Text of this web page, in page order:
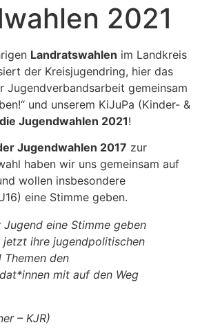
2021
Landratswahlen im Landkreis
der Kreisjugendring, hier das
Jugendverbandsarbeit gemeinsam
und unserem KiJuPa (Kinder- &
die Jugendwahlen 2021!
Jugendwahlen 2017 zur
haben wir uns gemeinsam auf
wollen insbesondere
eine Stimme geben.
eine Stimme geben
jetzt ihre jugendpolitischen
Themen den
mit auf den Weg
– KJR)